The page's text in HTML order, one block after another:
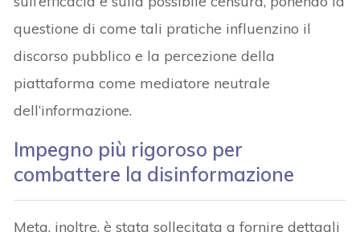
questione di come tali pratiche influenzino il
discorso pubblico e la percezione della
piattaforma come mediatore neutrale
dell’informazione.
Impegno più rigoroso per
combattere la disinformazione
Meta, inoltre, è stata sollecitata a fornire dettagli